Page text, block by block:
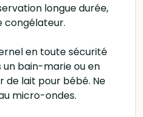
longue durée,
congélateur.
en toute sécurité
bain-marie ou en
de lait pour bébé. Ne
micro-ondes.